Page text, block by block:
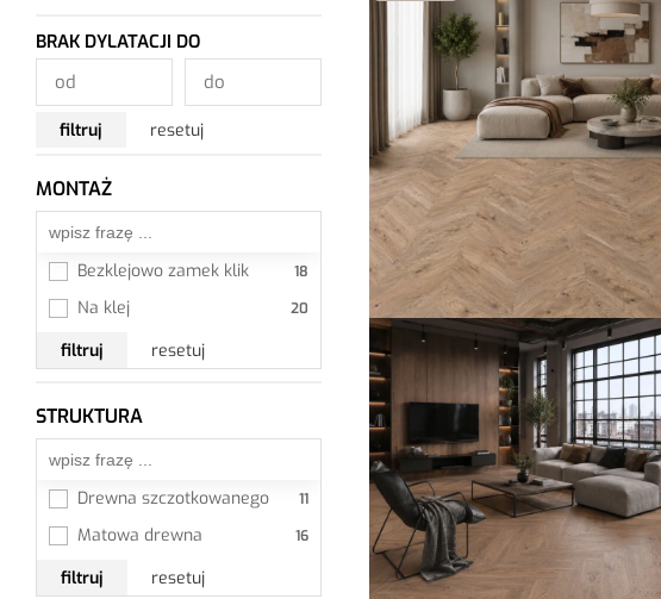
BRAK DYLATACJI DO
filtruj resetuj
MONTAŻ
Bezklejowo zamek klik
Na klej
filtruj
resetuj
STRUKTURA
Drewna szczotkowanego
Matowa drewna
filtruj
resetuj